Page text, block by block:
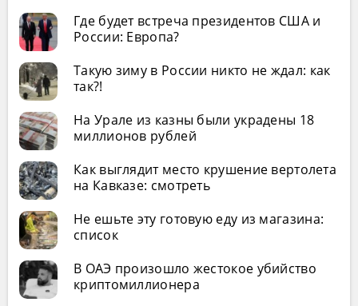
Где будет встреча президентов США и
России: Европа?
Такую зиму в России никто не ждал: как
так?!
На Урале из казны были украдены 18
миллионов рублей
Как выглядит место крушение вертолета
на Кавказе: смотреть
Не ешьте эту готовую еду из магазина:
список
В ОАЭ произошло жестокое убийство
криптомиллионера